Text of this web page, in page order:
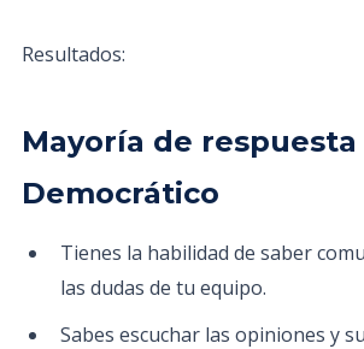
Resultados:
Mayoría de respuesta
Democrático
Tienes la habilidad de saber
las dudas de tu equipo.
Sabes escuchar las opiniones y